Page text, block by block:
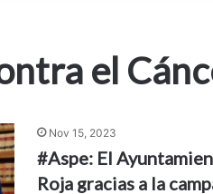
el
Nov 15, 2023
#Aspe: El
Roja gracias a la